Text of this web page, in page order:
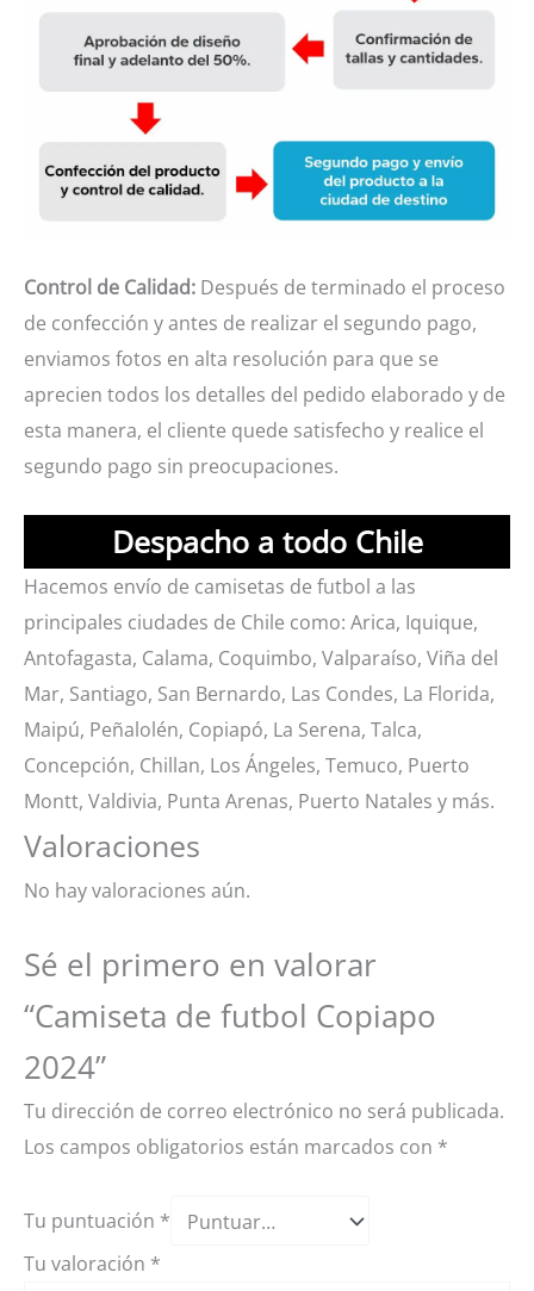
Control de Calidad: Después de terminado el proceso
de confección y antes de realizar el segundo pago,
enviamos fotos en alta resolución para que se
aprecien todos los detalles del pedido elaborado y de
esta manera, el cliente quede satisfecho y realice el
segundo pago sin preocupaciones.
Despacho a todo Chile
Hacemos envío de camisetas de futbol a las
principales ciudades de Chile como: Arica, Iquique,
Antofagasta, Calama, Coquimbo, Valparaíso, Viña del
Mar, Santiago, San Bernardo, Las Condes, La Florida,
Maipú, Peñalolén, Copiapó, La Serena, Talca,
Concepción, Chillan, Los Ángeles, Temuco, Puerto
Montt, Valdivia, Punta Arenas, Puerto Natales y más.
Valoraciones
No hay valoraciones aún.
Sé el primero en valorar
“Camiseta de futbol Copiapo
2024”
Tu dirección de correo electrónico no será publicada.
Los campos obligatorios están marcados con *
Tu puntuación *
Tu valoración *